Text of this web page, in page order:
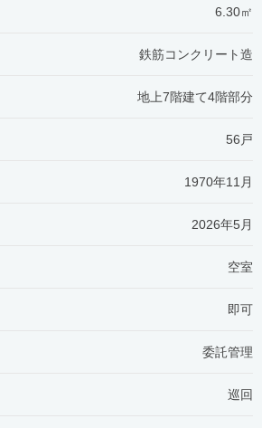
6.30㎡
鉄筋コンクリート造
地上7階建て4階部分
56戸
1970年11月
2026年5月
空室
即可
委託管理
巡回